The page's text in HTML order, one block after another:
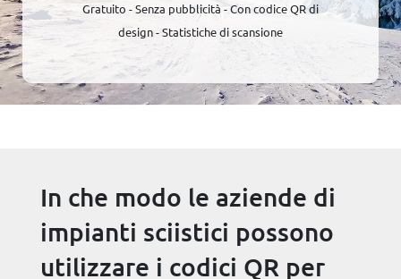
Gratuito - Senza pubblicità - Con codice QR di
design - Statistiche di scansione
In che modo le aziende di
impianti sciistici possono
utilizzare i codici QR per